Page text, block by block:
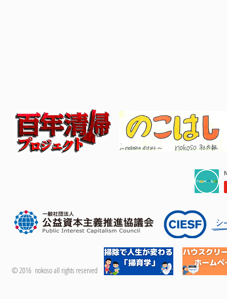
© 2016 nokoso all rights reserved